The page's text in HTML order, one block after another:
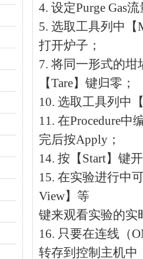
4. 设定Purge Gas
5. 选取工具列中【
打开炉子；
7. 将同一形式的坩
【Tare】键归零；
10. 选取工具列中
11. 在Procedure中
完后按Apply；
14. 按【Start】键
15. 在实验进行中
View】等
键来观看实验的
16. 只要在连线（
转存到控制主机中